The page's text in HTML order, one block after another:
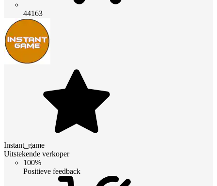
44163
Instant_game
Uitstekende verkoper
100%
Positieve feedback